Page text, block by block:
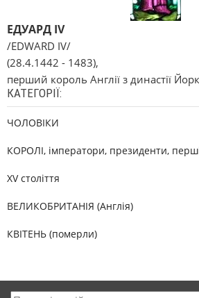
ЕДУАРД IV
/EDWARD IV/
(28.4.1442 - 1483),
перший король Англії з династії
КАТЕГОРІЇ:
ЧОЛОВІКИ
КОРОЛІ, імператори, президенти,
XV століття
ВЕЛИКОБРИТАНІЯ (Англія)
КВІТЕНЬ (померли)